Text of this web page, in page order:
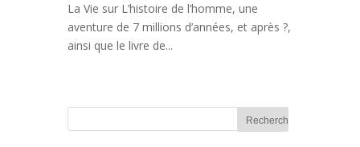
La Vie sur L’histoire de l’homme, une
aventure de 7 millions d’années, et après ?,
ainsi que le livre de...